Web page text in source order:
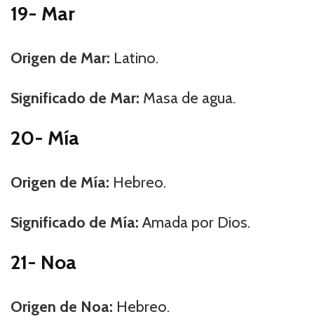
19- Mar
Origen de Mar: Latino.
Significado de Mar: Masa de agua.
20- Mía
Origen de Mía: Hebreo.
Significado de Mía:Amada por Dios.
21- Noa
Origen de Noa: Hebreo.